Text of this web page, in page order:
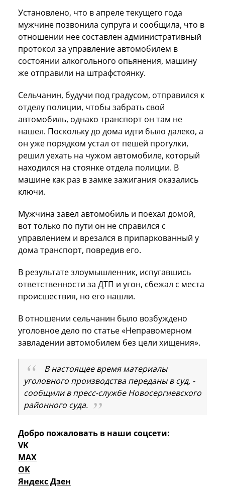
Установлено, что в апреле текущего года
мужчине позвонила супруга и сообщила, что в
отношении нее составлен административный
протокол за управление автомобилем в
состоянии алкогольного опьянения, машину
же отправили на штрафстоянку.
Сельчанин, будучи под градусом, отправился к
отделу полиции, чтобы забрать свой
автомобиль, однако транспорт он там не
нашел. Поскольку до дома идти было далеко, а
он уже порядком устал от пешей прогулки,
решил уехать на чужом автомобиле, который
находился на стоянке отдела полиции. В
машине как раз в замке зажигания оказались
ключи.
Мужчина завел автомобиль и поехал домой,
вот только по пути он не справился с
управлением и врезался в припаркованный у
дома транспорт, повредив его.
В результате злоумышленник, испугавшись
ответственности за ДТП и угон, сбежал с места
происшествия, но его нашли.
В отношении сельчанин было возбуждено
уголовное дело по статье «Неправомерном
завладении автомобилем без цели хищения».
В настоящее время материалы
уголовного производства переданы в суд, -
сообщили в пресс-службе Новосергиевского
районного суда.
Добро пожаловать в наши соцсети:
VK
MAX
OK
Яндекс Дзен